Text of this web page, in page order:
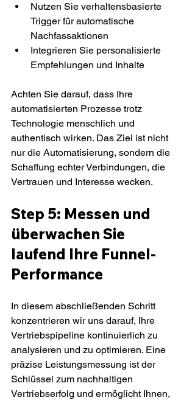
Nutzen Sie verhaltensbasierte
Trigger für automatische
Nachfassaktionen
Integrieren Sie personalisierte
Empfehlungen und Inhalte
Achten Sie darauf, dass Ihre
automatisierten Prozesse trotz
Technologie menschlich und
authentisch wirken. Das Ziel ist nicht
nur die Automatisierung, sondern die
Schaffung echter Verbindungen, die
Vertrauen und Interesse wecken.
Step 5: Messen und
überwachen Sie
laufend Ihre Funnel-
Performance
In diesem abschließenden Schritt
konzentrieren wir uns darauf, Ihre
Vertriebspipeline kontinuierlich zu
analysieren und zu optimieren. Eine
präzise Leistungsmessung ist der
Schlüssel zum nachhaltigen
Vertriebserfolg und ermöglicht Ihnen,